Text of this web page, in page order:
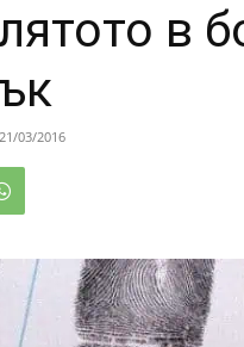
в
21/03/2016